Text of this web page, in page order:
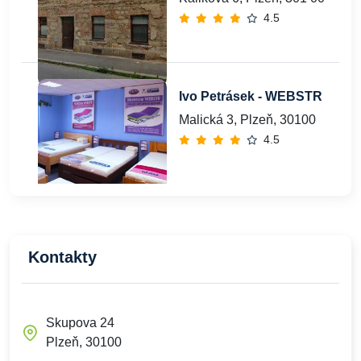
4.5
Ivo Petrásek - WEBSTR
Malická 3, Plzeň, 30100
4.5
Kontakty
Skupova 24
Plzeň, 30100